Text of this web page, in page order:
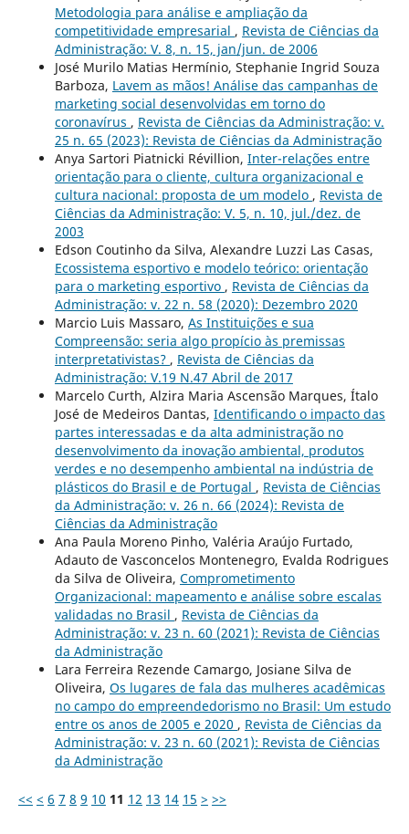
Metodologia para análise e ampliação da
competitividade empresarial , Revista de Ciências da
Administração: V. 8, n. 15, jan/jun. de 2006
José Murilo Matias Hermínio, Stephanie Ingrid Souza
Barboza, Lavem as mãos! Análise das campanhas de
marketing social desenvolvidas em torno do
coronavírus , Revista de Ciências da Administração: v.
25 n. 65 (2023): Revista de Ciências da Administração
Anya Sartori Piatnicki Révillion, Inter-relações entre
orientação para o cliente, cultura organizacional e
cultura nacional: proposta de um modelo , Revista de
Ciências da Administração: V. 5, n. 10, jul./dez. de
2003
Edson Coutinho da Silva, Alexandre Luzzi Las Casas,
Ecossistema esportivo e modelo teórico: orientação
para o marketing esportivo , Revista de Ciências da
Administração: v. 22 n. 58 (2020): Dezembro 2020
Marcio Luis Massaro, As Instituições e sua
Compreensão: seria algo propício às premissas
interpretativistas? , Revista de Ciências da
Administração: V.19 N.47 Abril de 2017
Marcelo Curth, Alzira Maria Ascensão Marques, Ítalo
José de Medeiros Dantas, Identificando o impacto das
partes interessadas e da alta administração no
desenvolvimento da inovação ambiental, produtos
verdes e no desempenho ambiental na indústria de
plásticos do Brasil e de Portugal , Revista de Ciências
da Administração: v. 26 n. 66 (2024): Revista de
Ciências da Administração
Ana Paula Moreno Pinho, Valéria Araújo Furtado,
Adauto de Vasconcelos Montenegro, Evalda Rodrigues
da Silva de Oliveira, Comprometimento
Organizacional: mapeamento e análise sobre escalas
validadas no Brasil , Revista de Ciências da
Administração: v. 23 n. 60 (2021): Revista de Ciências
da Administração
Lara Ferreira Rezende Camargo, Josiane Silva de
Oliveira, Os lugares de fala das mulheres acadêmicas
no campo do empreendedorismo no Brasil: Um estudo
entre os anos de 2005 e 2020 , Revista de Ciências da
Administração: v. 23 n. 60 (2021): Revista de Ciências
da Administração
<< < 6 7 8 9 10 11 12 13 14 15 > >>